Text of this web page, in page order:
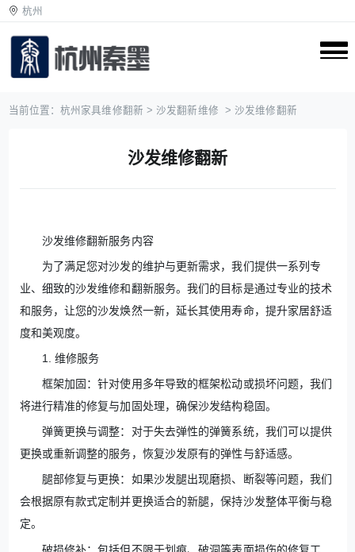
杭州
当前位置： 杭州家具维修翻新 > 沙发翻新维修 > 沙发维修翻新
沙发维修翻新
沙发维修翻新服务内容
为了满足您对沙发的维护与更新需求，我们提供一系列专
业、细致的沙发维修和翻新服务。我们的目标是通过专业的技术
和服务，让您的沙发焕然一新，延长其使用寿命，提升家居舒适
度和美观度。
1. 维修服务
框架加固：针对使用多年导致的框架松动或损坏问题，我们
将进行精准的修复与加固处理，确保沙发结构稳固。
弹簧更换与调整：对于失去弹性的弹簧系统，我们可以提供
更换或重新调整的服务，恢复沙发原有的弹性与舒适感。
腿部修复与更换：如果沙发腿出现磨损、断裂等问题，我们
会根据原有款式定制并更换适合的新腿，保持沙发整体平衡与稳
定。
破损修补：包括但不限于划痕、破洞等表面损伤的修复工